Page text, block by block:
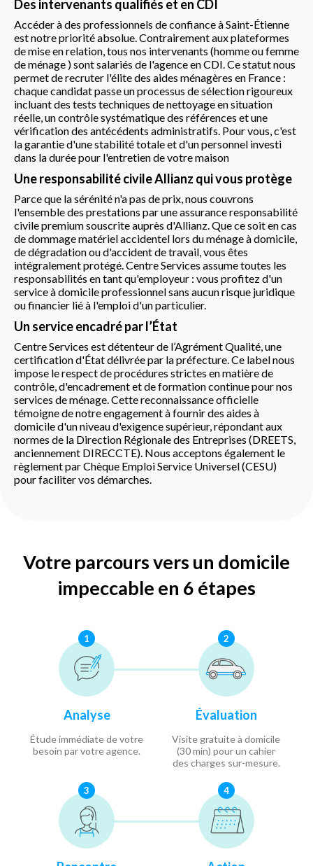
Des intervenants qualifiés et en CDI
Accéder à des professionnels de confiance à Saint-Étienne
est notre priorité absolue. Contrairement aux plateformes
de mise en relation, tous nos intervenants (homme ou femme
de ménage ) sont salariés de l'agence en CDI. Ce statut nous
permet de recruter l'élite des aides ménagères en France :
chaque candidat passe un processus de sélection rigoureux
incluant des tests techniques de nettoyage en situation
réelle, un contrôle systématique des références et une
vérification des antécédents administratifs. Pour vous, c'est
la garantie d'une stabilité totale et d'un personnel investi
dans la durée pour l'entretien de votre maison
Une responsabilité civile Allianz qui vous protège
Parce que la sérénité n'a pas de prix, nous couvrons
l'ensemble des prestations par une assurance responsabilité
civile premium souscrite auprès d'Allianz. Que ce soit en cas
de dommage matériel accidentel lors du ménage à domicile,
de dégradation ou d'accident de travail, vous êtes
intégralement protégé. Centre Services assume toutes les
responsabilités en tant qu'employeur : vous profitez d'un
service à domicile professionnel sans aucun risque juridique
ou financier lié à l'emploi d'un particulier.
Un service encadré par l’État
Centre Services est détenteur de l’Agrément Qualité, une
certification d'État délivrée par la préfecture. Ce label nous
impose le respect de procédures strictes en matière de
contrôle, d'encadrement et de formation continue pour nos
services de ménage. Cette reconnaissance officielle
témoigne de notre engagement à fournir des aides à
domicile d'un niveau d'exigence supérieur, répondant aux
normes de la Direction Régionale des Entreprises (DREETS,
anciennement DIRECCTE). Nous acceptons également le
règlement par Chèque Emploi Service Universel (CESU)
pour faciliter vos démarches.
Votre parcours vers un domicile
impeccable en 6 étapes
1
Analyse
Étude immédiate de votre
besoin par votre agence.
2
Évaluation
Visite gratuite à domicile
(30 min) pour un cahier
des charges sur-mesure.
3 4